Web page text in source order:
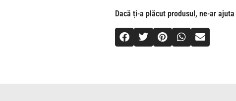
Dacă ți-a plăcut produsul, ne-ar